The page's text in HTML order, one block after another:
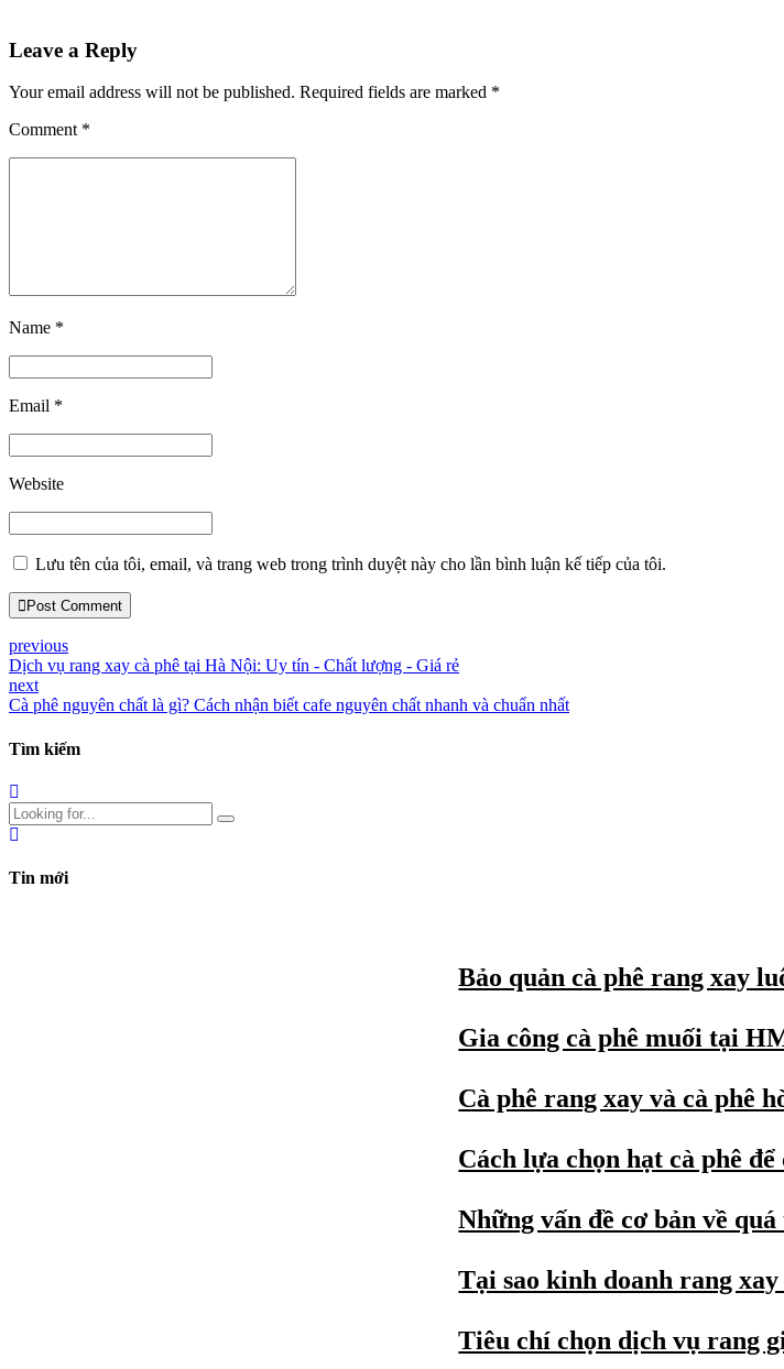
Leave a Reply
Your email address will not be published. Required fields are marked *
Comment *
Name *
Email *
Website
Lưu tên của tôi, email, và trang web trong trình duyệt này cho lần bình luận kế tiếp của tôi.
Post Comment
previous
Dịch vụ rang xay cà phê tại Hà Nội: Uy tín - Chất lượng - Giá rẻ
next
Cà phê nguyên chất là gì? Cách nhận biết cafe nguyên chất nhanh và chuẩn nhất
Tìm kiếm
Tin mới
Bảo quản cà phê rang xay
Gia công cà phê muối tại
Cà phê rang xay và cà phê
Cách lựa chọn hạt cà phê
Những vấn đề cơ bản về
Tại sao kinh doanh rang
Tiêu chí chọn dịch vụ rang